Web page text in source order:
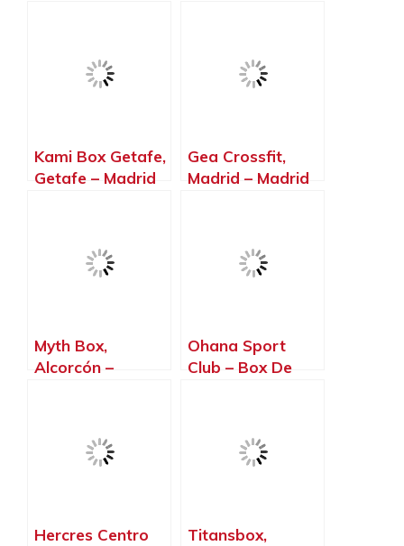
Kami Box Getafe,
Getafe – Madrid
Gea Crossfit,
Madrid – Madrid
Myth Box,
Alcorcón –
Ohana Sport
Club – Box De
Hercres Centro
Titansbox,